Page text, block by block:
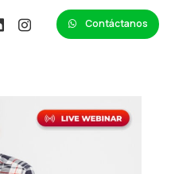
Contáctanos